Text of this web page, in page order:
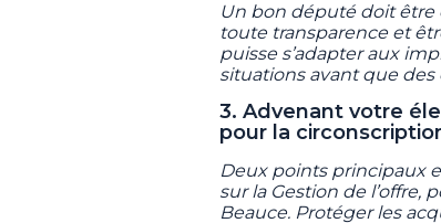
Un bon député doit être
toute transparence et
puisse s’adapter aux
situations avant que des
3. Advenant votre
pour la
Deux points principaux
sur la Gestion de
Beauce. Protéger les